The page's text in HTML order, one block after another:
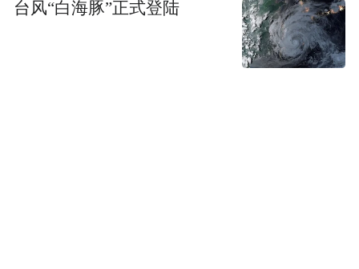
台风“白海豚”正式登陆